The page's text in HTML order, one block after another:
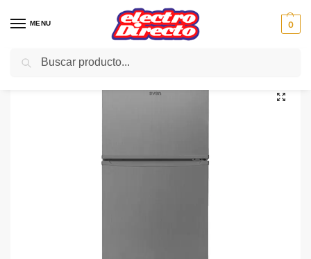
MENU 0
Inicio Gama blanca Frigorificos